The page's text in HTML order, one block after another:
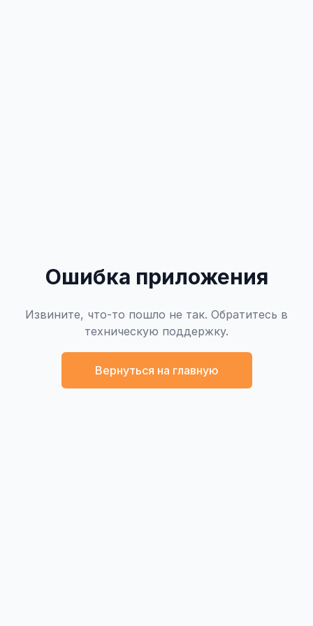
Ошибка приложения
Извините, что-то пошло не так. Обратитесь в
техническую поддержку.
Вернуться на главную